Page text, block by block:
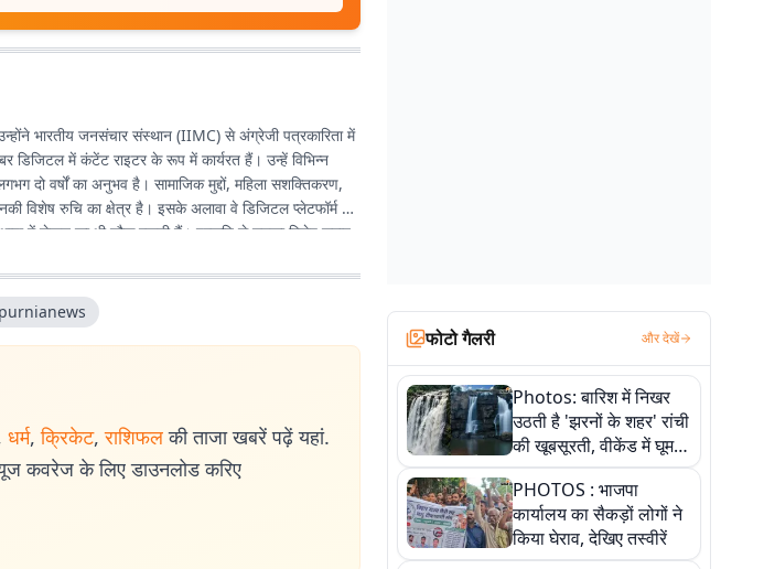
भारतीय जनसंचार संस्थान (IIMC) से अंग्रेजी पत्रकारिता में
डिजिटल में कंटेंट राइटर के रूप में कार्यरत हैं। उन्हें विभिन्न
दो वर्षों का अनुभव है। सामाजिक मुद्दों, महिला सशक्तिकरण,
विशेष रुचि का क्षेत्र है। इसके अलावा वे डिजिटल प्लेटफॉर्म के
भाषा में लेखन का भी शौक रखती हैं। प्रकृति से उनका विशेष लगाव
पत्रकारिता समाज में सकारात्मक बदलाव का माध्यम बन
purnianews
धर्म, क्रिकेट, राशिफल की ताजा खबरें पढ़ें यहां.
कवरेज के लिए डाउनलोड करिए
फोटो गैलरी और देखें
Photos: बारिश में निखर
उठती है 'झरनों के शहर' रांची
की खूबसूरती, वीकेंड में घूम
आएं ये 5 वादियां
PHOTOS : भाजपा
कार्यालय का सैकड़ों लोगों ने
किया घेराव, देखिए तस्वीरें